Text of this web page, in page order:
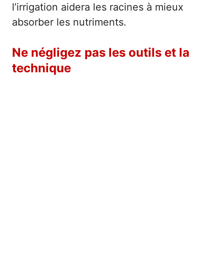
l’irrigation aidera les racines à mieux
absorber les nutriments.
Ne négligez pas les outils et la
technique